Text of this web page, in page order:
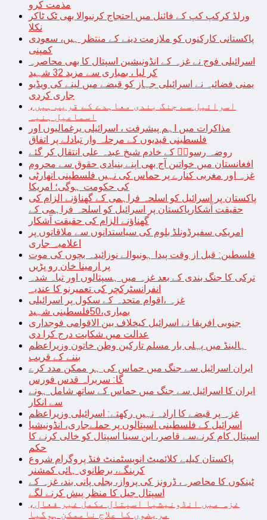
مذمت کرو
ورلڈ کرکپ کپ کے فائنل میں احتجاج کرنیوالا بھی ٹک ٹاکر
نکلا
پاکستانی کارکنوں کو ملازمت دینے کے منتظر ہیں، سعودی
کمپنی
اسرائیلی فوج نے غزہ کے انڈونیشین اسپتال کا بھی محاصرہ
کر لیا ، بمباری سے مزید 32 شہید
یمنی فضائیہ نے اسرائیلی جہاز کو قبضے میں لینے کی ویڈیو
جاری کردی
اسرائیل سے جنگ بندی معاہدے کے قریب ہیں،
اسماعیل ہنیہ
مذاکرات میں اہم پیشرفت ، اسرائیلی یرغمالیوں اور
فلسطینی قیدیوں کے مرحلہ وار تبادلے پر اتفاق
روضہ رسولؐ کے خادم شیخ عبدہ علی انتقال کر گئے
افغانستان میں خواتین آج بھی اپنے بنیادی حقوق سے محروم
غزہ اور مغربی کنارے پر حماس کی نہیں فلسطینی اتھارٹی
کی حکومت ہوگی؛ امریکا
پاکستان پر اسرائیل کو اسلحہ فراہمی کے گھناؤنے الزام کی
حقیقت آشکارپاکستان پر اسرائیل کو اسلحہ فراہمی کے
گھناؤنے الزام کی حقیقت آشکار
امریکی سفیرڈونلڈ بلوم کی سیاستدانوں سے ملاقاتوں پر
اعلامیہ جاری
فلسطین: قبل از وقت پیدا ہونیوالے نوزائیدہ بچوں کی موت
پر ارمینا خان رو پڑیں
ترکی کا جنگ بندی کے بعد غزہ میں ہسپتالوں اور تباہ شدہ
انفرانسٹرکچر کی تعمیرنو کا عندیہ
غزہ ،اقوام متحدہ کے سکول پر اسرائیلی
بمباری،50فلسطینی شہید
جنوبی افریقا نے اسرائیل کیخلاف بین الاقوامی فوجداری
عدالت میں شکایت درج کرا دی
ہالینڈ میں پہلی بار مسلم تارکین وطن خاتون وزیراعظم
بننے کے قریب
ایران اسرائیل سے جنگ میں حماس کی ہر ممکن مدد کرے
گا: سربراہ قدس فورس
ایران کا اسرائیل سے جنگ میں حماس کے ساتھ شامل ہونے
سے انکار
غزہ پر قبضے کا ارادہ نہیں رکھتے: اسرائیلی وزیراعظم
اسرائیل کے فلسطینی اسپتالوں پر حملےجاری، انڈونیشیا
اسپتال کام کرنےسے قاصر، ابن سینا اسپتال کو خالی کرنے کا
حکم
پاکستان کیلیے کلائمیٹ انویسٹمنٹ فنڈ پروگرام شروع
کرینگے، برطانوی ہائی کمشنر
ٹینکوں کا محاصرہ، ڈرونز کی پرواز، بجلی پانی بند، غزہ کے
اسپتال جیل کا منظر پیش کرنے لگے
غزہ میں انڈونیشیا اسپتال مکمل غیر فعال،
مریضوں کا علاج ناممکن ہوگیا